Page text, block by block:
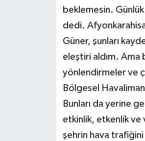
beklemesin.
dedi.
Güner, şunları
eleştiri aldım. Ama
yönlendirmeler ve
Bölgesel
Bunları da yerine
etkinlik, etkenlik ve
şehrin hava